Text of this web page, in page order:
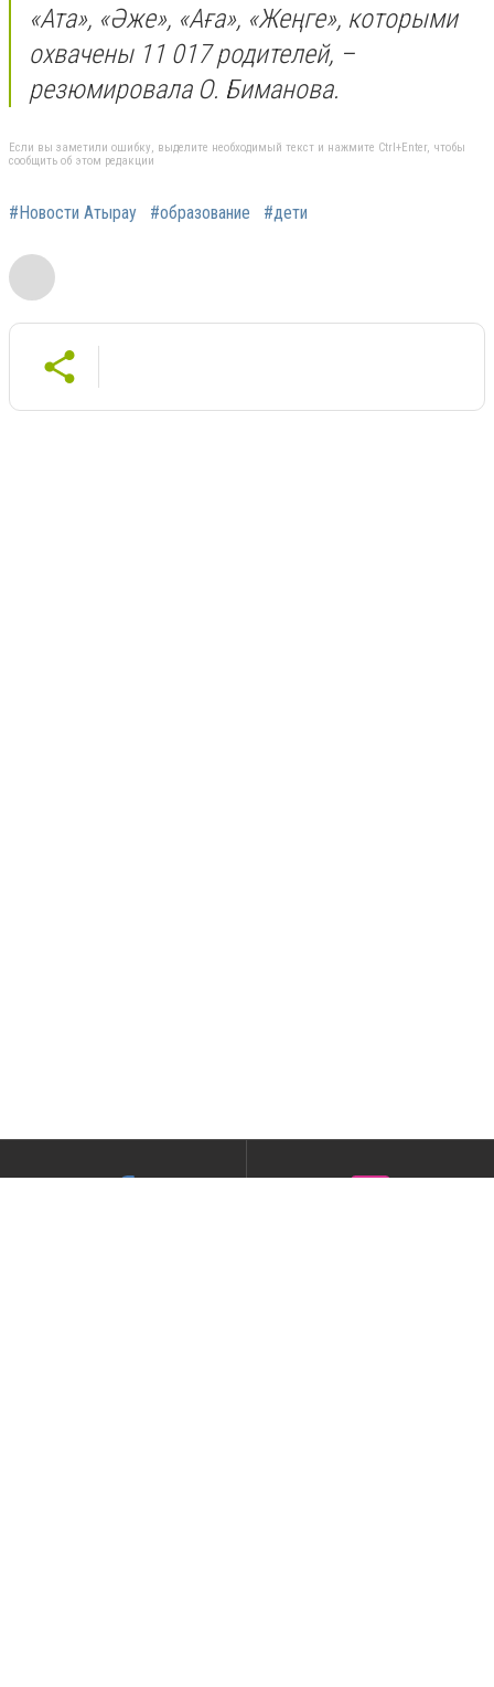
«Ата», «Әже», «Аға», «Жеңге», которыми
охвачены 11 017 родителей, –
резюмировала О. Биманова.
Если вы заметили ошибку, выделите необходимый текст и нажмите Ctrl+Enter, чтобы
сообщить об этом редакции
#Новости Атырау #образование #дети